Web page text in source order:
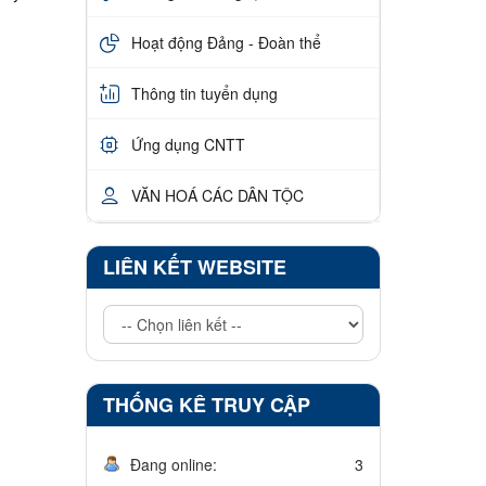
Hoạt động Đảng - Đoàn thể
Thông tin tuyển dụng
Ứng dụng CNTT
VĂN HOÁ CÁC DÂN TỘC
LIÊN KẾT WEBSITE
THỐNG KÊ TRUY CẬP
Đang online: 3